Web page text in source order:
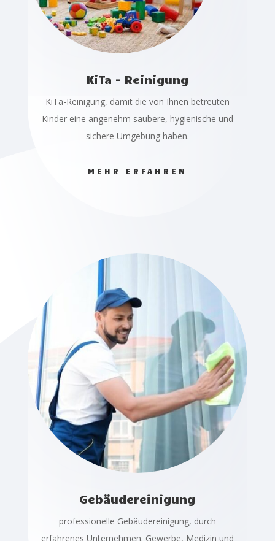
KiTa - Reinigung
KiTa-Reinigung, damit die von Ihnen betreuten
Kinder eine angenehm saubere, hygienische und
sichere Umgebung haben.
MEHR ERFAHREN
Gebäudereinigung
professionelle Gebäudereinigung, durch
erfahrenes Unternehmen. Gewerbe, Medizin und